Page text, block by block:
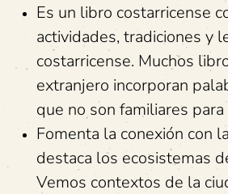
Es un libro costarricense
actividades, tradiciones y
costarricense. Muchos
extranjero incorporan
que no son familiares para
Fomenta la conexión con
destaca los ecosistemas
Vemos contextos de la